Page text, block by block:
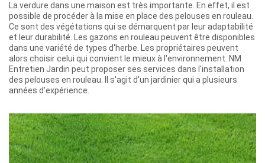
La verdure dans une maison est très importante. En effet, il est
possible de procéder à la mise en place des pelouses en rouleau.
Ce sont des végétations qui se démarquent par leur adaptabilité
et leur durabilité. Les gazons en rouleau peuvent être disponibles
dans une variété de types d'herbe. Les propriétaires peuvent
alors choisir celui qui convient le mieux à l'environnement. NM
Entretien Jardin peut proposer ses services dans l'installation
des pelouses en rouleau. Il s'agit d'un jardinier qui a plusieurs
années d'expérience.